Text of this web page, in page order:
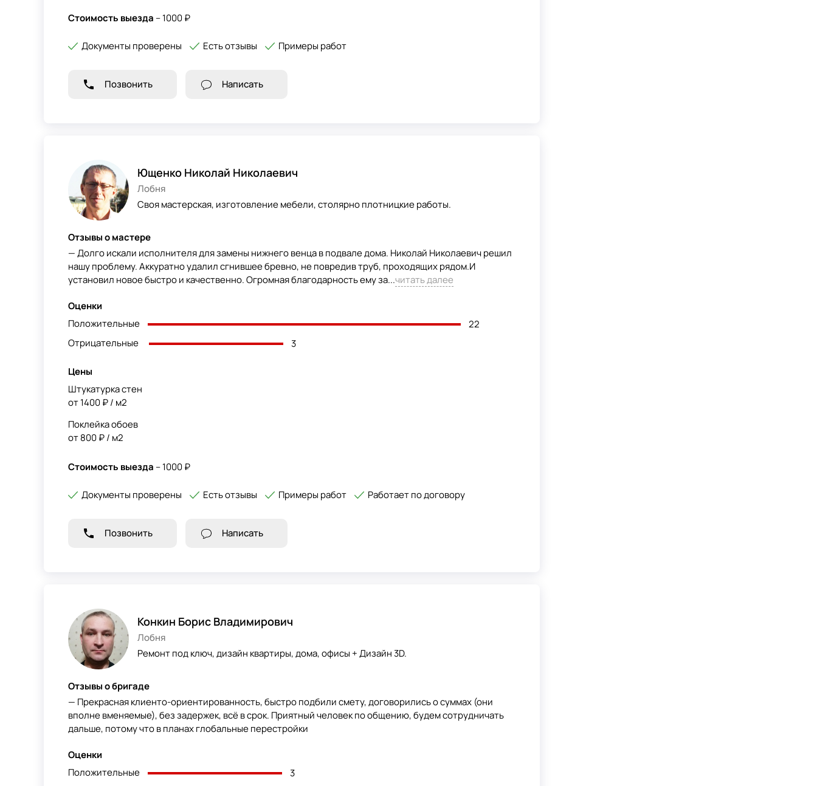
Стоимость выезда – 1000 ₽
Документы проверены Есть отзывы Примеры работ
Позвонить Написать
Ющенко Николай Николаевич
Лобня
Своя мастерская, изготовление мебели, столярно плотницкие работы.
Отзывы о мастере
— Долго искали исполнителя для замены нижнего венца в подвале дома. Николай Николаевич решил
нашу проблему. Аккуратно удалил сгнившее бревно, не повредив труб, проходящих рядом.И
установил новое быстро и качественно. Огромная благодарность ему за...читать далее
Оценки
Положительные
22
Отрицательные
3
Цены
Штукатурка стен
от 1400 ₽ / м2
Поклейка обоев
от 800 ₽ / м2
Стоимость выезда – 1000 ₽
Документы проверены Есть отзывы Примеры работ Работает по договору
Позвонить Написать
Конкин Борис Владимирович
Лобня
Ремонт под ключ, дизайн квартиры, дома, офисы + Дизайн 3D.
Отзывы о бригаде
— Прекрасная клиенто-ориентированность, быстро подбили смету, договорились о суммах (они
вполне вменяемые), без задержек, всё в срок. Приятный человек по общению, будем сотрудничать
дальше, потому что в планах глобальные перестройки
Оценки
Положительные
3